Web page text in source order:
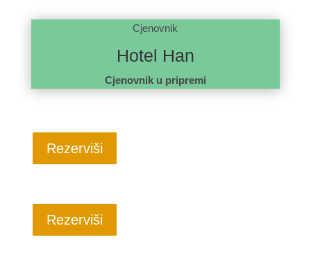
Cjenovnik
Hotel Han
Cjenovnik u pripremi
Rezerviši
Rezerviši